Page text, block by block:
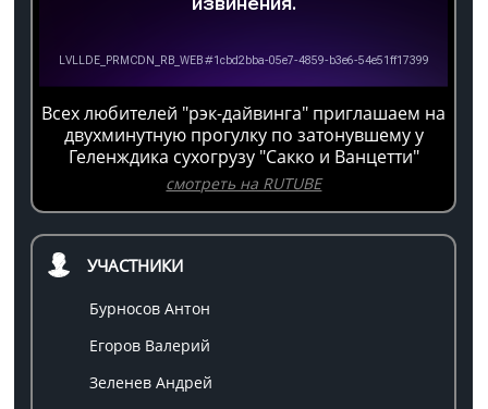
Всех любителей "рэк-дайвинга" приглашаем на
двухминутную прогулку по затонувшему у
Геленждика сухогрузу "Сакко и Ванцетти"
смотреть на RUTUBE
УЧАСТНИКИ
Бурносов Антон
Егоров Валерий
Зеленев Андрей